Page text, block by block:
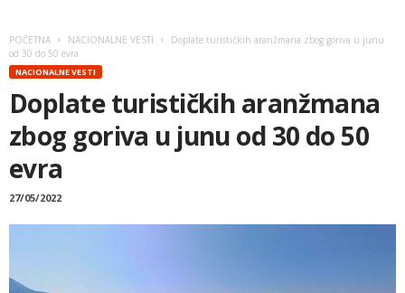
POČETNA NACIONALNE VESTI
Doplate turističkih aranžmana zbog goriva u junu
od 30 do 50 evra
NACIONALNE VESTI
Doplate turističkih aranžmana
zbog goriva u junu od 30 do 50
evra
27/05/2022